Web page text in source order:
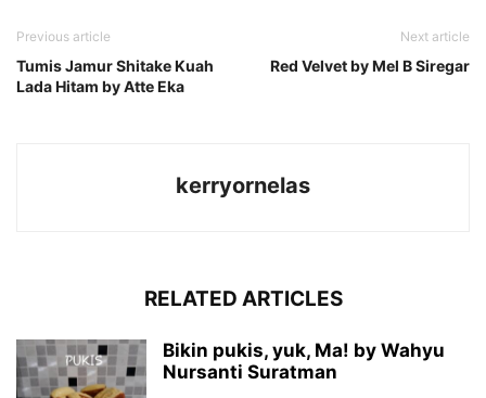
Previous article
Tumis Jamur Shitake Kuah
Lada Hitam by Atte Eka
Next article
Red Velvet by Mel B Siregar
kerryornelas
RELATED ARTICLES
Bikin pukis, yuk, Ma! by Wahyu
Nursanti Suratman